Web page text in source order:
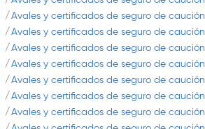
Avales y certificados de seguro de caución
Avales y certificados de seguro de caución
Avales y certificados de seguro de caución
Avales y certificados de seguro de caución
Avales y certificados de seguro de caución
Avales y certificados de seguro de caución
Avales y certificados de seguro de caución